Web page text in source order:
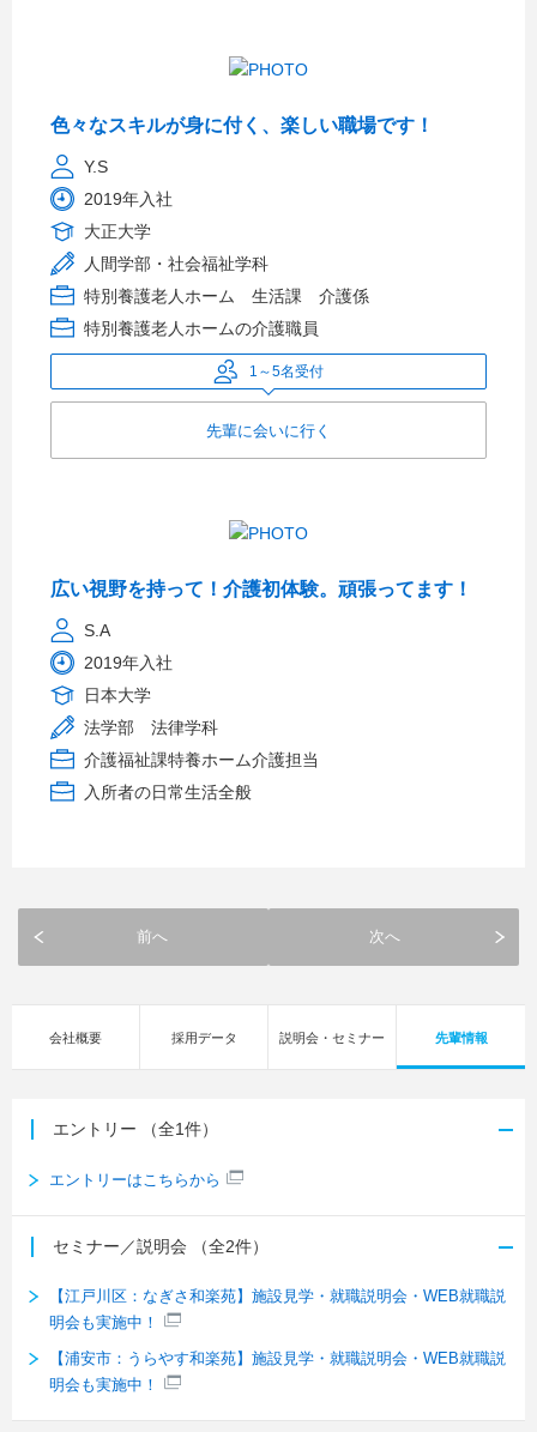
色々なスキルが身に付く、楽しい職場です！
Y.S
2019年入社
大正大学
人間学部・社会福祉学科
特別養護老人ホーム 生活課 介護係
特別養護老人ホームの介護職員
1～5名受付
先輩に会いに行く
広い視野を持って！介護初体験。頑張ってます！
S.A
2019年入社
日本大学
法学部 法律学科
介護福祉課特養ホーム介護担当
入所者の日常生活全般
前へ 次へ
会社概要 採用データ 説明会・セミナー 先輩情報
エントリー （全1件）
エントリーはこちらから
セミナー／説明会 （全2件）
【江戸川区：なぎさ和楽苑】施設見学・就職説明会・WEB就職説
明会も実施中！
【浦安市：うらやす和楽苑】施設見学・就職説明会・WEB就職説
明会も実施中！